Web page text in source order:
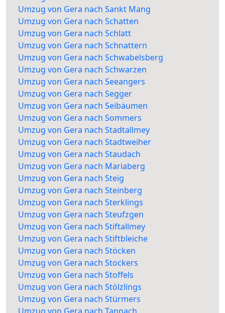
Umzug von Gera nach Sankt Mang
Umzug von Gera nach Schatten
Umzug von Gera nach Schlatt
Umzug von Gera nach Schnattern
Umzug von Gera nach Schwabelsberg
Umzug von Gera nach Schwarzen
Umzug von Gera nach Seeangers
Umzug von Gera nach Segger
Umzug von Gera nach Seibäumen
Umzug von Gera nach Sommers
Umzug von Gera nach Stadtallmey
Umzug von Gera nach Stadtweiher
Umzug von Gera nach Staudach
Umzug von Gera nach Mariaberg
Umzug von Gera nach Steig
Umzug von Gera nach Steinberg
Umzug von Gera nach Sterklings
Umzug von Gera nach Steufzgen
Umzug von Gera nach Stiftallmey
Umzug von Gera nach Stiftbleiche
Umzug von Gera nach Stöcken
Umzug von Gera nach Stockers
Umzug von Gera nach Stoffels
Umzug von Gera nach Stölzlings
Umzug von Gera nach Stürmers